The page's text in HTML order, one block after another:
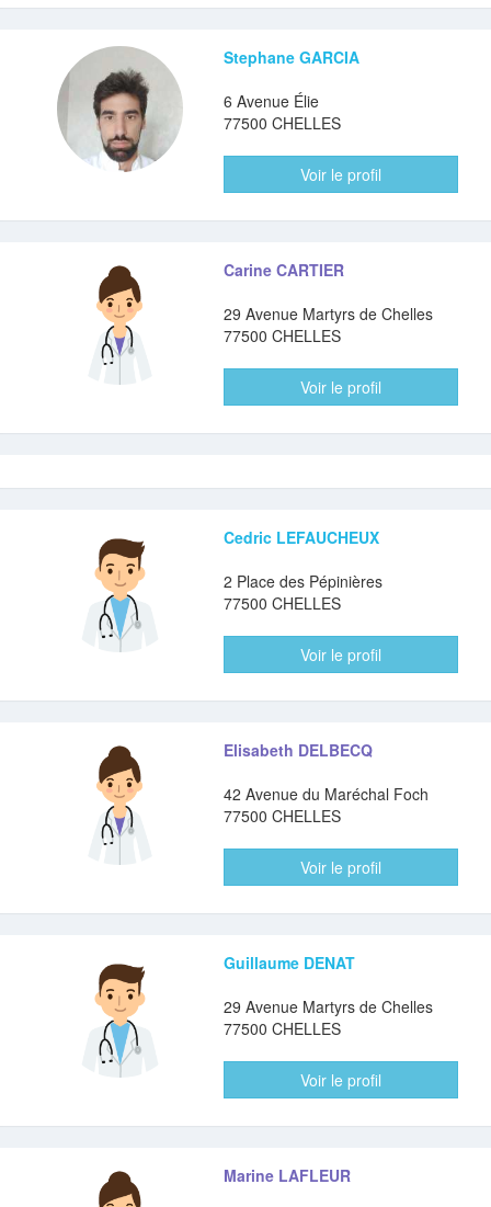
Stephane GARCIA
6 Avenue Élie
77500 CHELLES
Voir le profil
Carine CARTIER
29 Avenue Martyrs de Chelles
77500 CHELLES
Voir le profil
Cedric LEFAUCHEUX
2 Place des Pépinières
77500 CHELLES
Voir le profil
Elisabeth DELBECQ
42 Avenue du Maréchal Foch
77500 CHELLES
Voir le profil
Guillaume DENAT
29 Avenue Martyrs de Chelles
77500 CHELLES
Voir le profil
Marine LAFLEUR